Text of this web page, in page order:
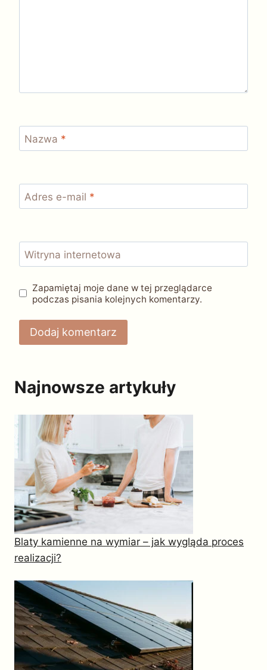
Nazwa *
Adres e-mail *
Witryna internetowa
Zapamiętaj moje dane w tej przeglądarce
podczas pisania kolejnych komentarzy.
Najnowsze artykuły
Blaty kamienne na wymiar – jak wygląda proces
realizacji?